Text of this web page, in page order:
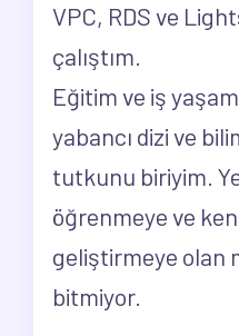
VPC, RDS ve
çalıştım.
Eğitim ve iş
yabancı dizi ve
tutkunu biriyim.
öğrenmeye ve
geliştirmeye olan
bitmiyor.